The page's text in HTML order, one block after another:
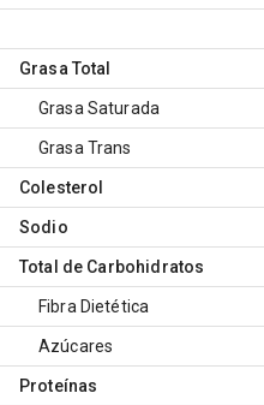
Grasa Total
Grasa Saturada
Grasa Trans
Colesterol
Sodio
Total de Carbohidratos
Fibra Dietética
Azúcares
Proteínas